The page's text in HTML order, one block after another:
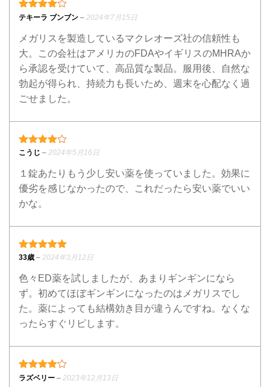
4段階中4の評価
テキーラ ブンブン – 2024年7月15日
メガリスを製造しているマクレオーズ社の信頼性も
大。この会社はアメリカのFDAやイギリスのMHRAか
ら承認を受けていて、高品質な製品。服用後、自然な
勃起が得られ、持続力も長いため、週末を心配なく過
ごせました。
4段階中4の評価
こうじ – 2024年5月16日
１錠あたりもう少し安い薬を使っていました。効果に
優劣を感じなかったので、これだったら安い薬でいい
かな。
5段階中5の評価
33歳 – 2024年3月12日
色々ED薬を試しましたが、あまりギンギンになら
ず。初めてほぼギンギンになったのはメガリスでし
た。薬によっても結構効き目が違うんですね。なくな
ったらすぐリピします。
4段階中4 の評価
ラズベリー – 2023年12月13日